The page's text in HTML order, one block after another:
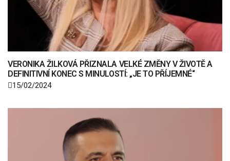
VERONIKA ŽILKOVÁ PŘIZNALA VELKÉ ZMĚNY V ŽIVOTĚ A
DEFINITIVNÍ KONEC S MINULOSTÍ: „JE TO PŘÍJEMNÉ“
15/02/2024